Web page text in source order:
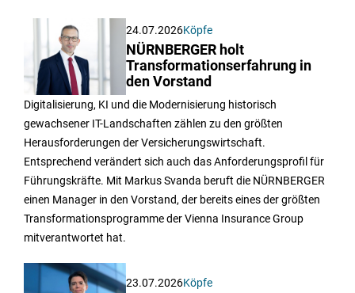
24.07.2026Köpfe
NÜRNBERGER holt
Transformationserfahrung in
den Vorstand
Digitalisierung, KI und die Modernisierung historisch
gewachsener IT-Landschaften zählen zu den größten
Herausforderungen der Versicherungswirtschaft.
Entsprechend verändert sich auch das Anforderungsprofil für
Führungskräfte. Mit Markus Svanda beruft die NÜRNBERGER
einen Manager in den Vorstand, der bereits eines der größten
Transformationsprogramme der Vienna Insurance Group
mitverantwortet hat.
23.07.2026Köpfe